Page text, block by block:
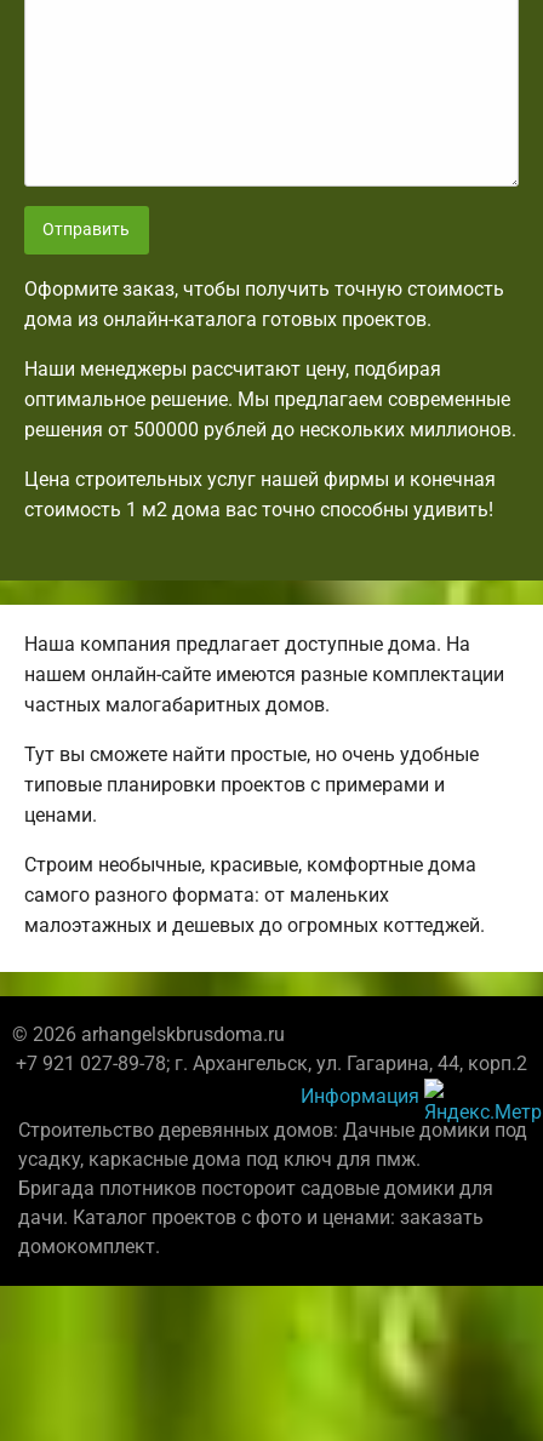
Отправить
Оформите заказ, чтобы получить точную стоимость
дома из онлайн-каталога готовых проектов.
Наши менеджеры рассчитают цену, подбирая
оптимальное решение. Мы предлагаем современные
решения от 500000 рублей до нескольких миллионов.
Цена строительных услуг нашей фирмы и конечная
стоимость 1 м2 дома вас точно способны удивить!
Наша компания предлагает доступные дома. На
нашем онлайн-сайте имеются разные комплектации
частных малогабаритных домов.
Тут вы сможете найти простые, но очень удобные
типовые планировки проектов с примерами и
ценами.
Строим необычные, красивые, комфортные дома
самого разного формата: от маленьких
малоэтажных и дешевых до огромных коттеджей.
© 2026 arhangelskbrusdoma.ru
+7 921 027-89-78; г. Архангельск, ул. Гагарина, 44, корп.2
Информация
Строительство деревянных домов: Дачные домики под
усадку, каркасные дома под ключ для пмж.
Бригада плотников постороит садовые домики для
дачи. Каталог проектов с фото и ценами: заказать
домокомплект.